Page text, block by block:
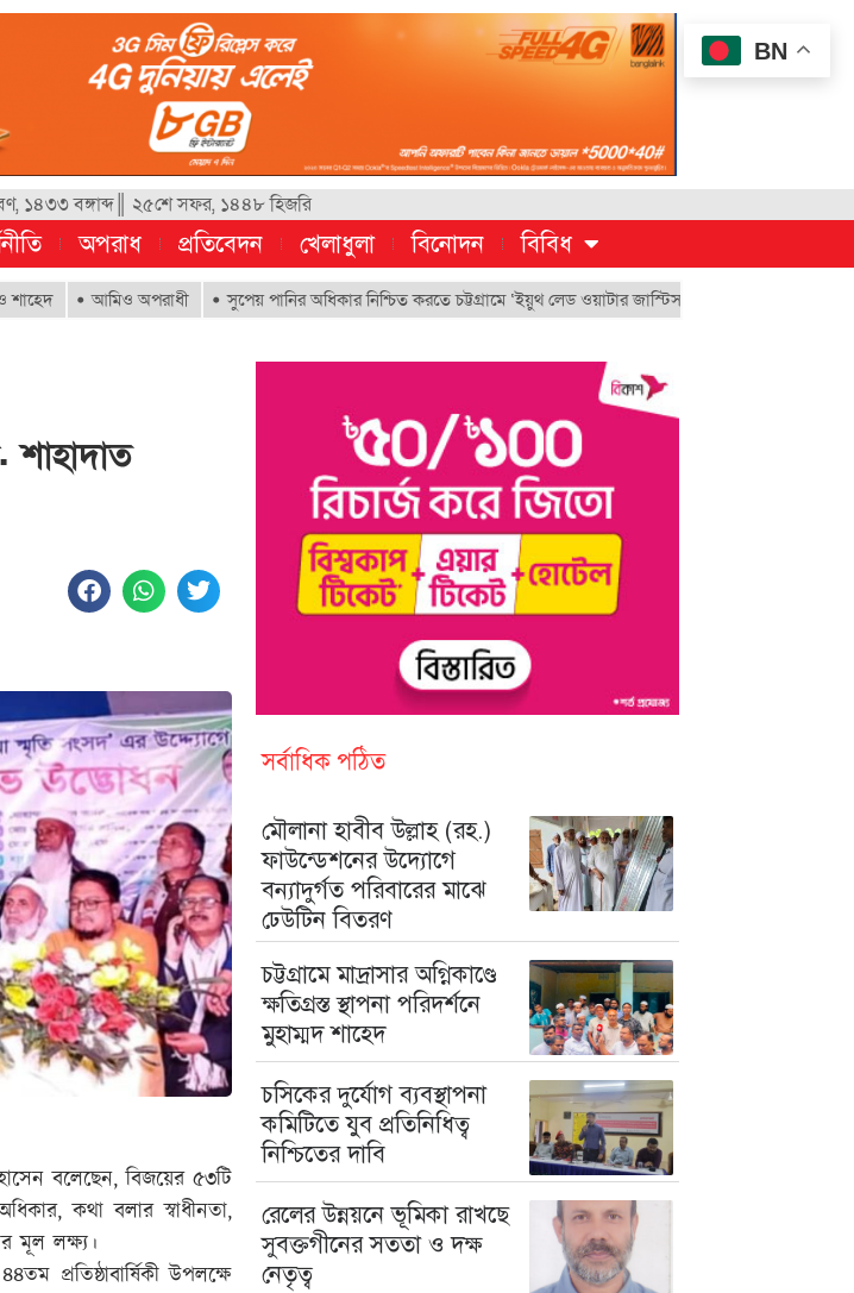
১৪৩৩ বঙ্গাব্দ║ ২৫শে সফর, ১৪৪৮ হিজরি
অপরাধ প্রতিবেদন খেলাধুলা বিনোদন বিবিধ
আমিও অপরাধী সুপেয় পানির অধিকার নিশ্চিত করতে চট্টগ্রামে ‘ইয়ুথ লেড ওয়াটার জাস্টিস মুভমেন্ট’
বলেছেন, বিজয়ের ৫৩টি
কথা বলার স্বাধীনতা,
মূল লক্ষ্য।
প্রতিষ্ঠাবার্ষিকী উপলক্ষে
সর্বাধিক পঠিত
মৌলানা হাবীব উল্লাহ (রহ.)
ফাউন্ডেশনের উদ্যোগে
বন্যাদুর্গত পরিবারের মাঝে
ঢেউটিন বিতরণ
চট্টগ্রামে মাদ্রাসার অগ্নিকাণ্ডে
ক্ষতিগ্রস্ত স্থাপনা পরিদর্শনে
মুহাম্মদ শাহেদ
চসিকের দুর্যোগ ব্যবস্থাপনা
কমিটিতে যুব প্রতিনিধিত্ব
নিশ্চিতের দাবি
রেলের উন্নয়নে ভূমিকা রাখছে
সুবক্তগীনের সততা ও দক্ষ
নেতৃত্ব
BN